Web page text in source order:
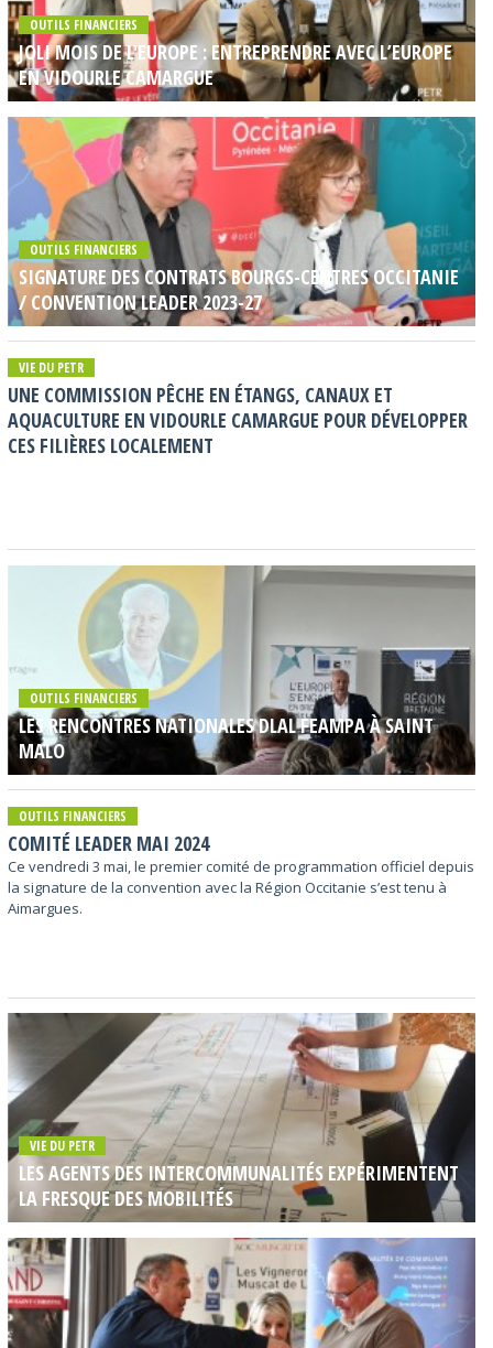
OUTILS FINANCIERS
JOLI MOIS DE L'EUROPE : ENTREPRENDRE AVEC L’EUROPE
EN VIDOURLE CAMARGUE
OUTILS FINANCIERS
SIGNATURE DES CONTRATS BOURGS-CENTRES OCCITANIE
/ CONVENTION LEADER 2023-27
VIE DU PETR
UNE COMMISSION PÊCHE EN ÉTANGS, CANAUX ET
AQUACULTURE EN VIDOURLE CAMARGUE POUR DÉVELOPPER
CES FILIÈRES LOCALEMENT
OUTILS FINANCIERS
LES RENCONTRES NATIONALES DLAL FEAMPA À SAINT
MALO
OUTILS FINANCIERS
COMITÉ LEADER MAI 2024
Ce vendredi 3 mai, le premier comité de programmation officiel depuis
la signature de la convention avec la Région Occitanie s’est tenu à
Aimargues.
VIE DU PETR
LES AGENTS DES INTERCOMMUNALITÉS EXPÉRIMENTENT
LA FRESQUE DES MOBILITÉS